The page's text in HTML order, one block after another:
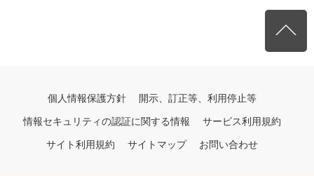
個人情報保護方針 開示、訂正等、利用停止等
情報セキュリティの認証に関する情報 サービス利用規約
サイト利用規約 サイトマップ お問い合わせ